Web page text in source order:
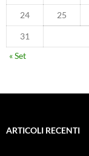
24 25
31
« Set
ARTICOLI RECENTI